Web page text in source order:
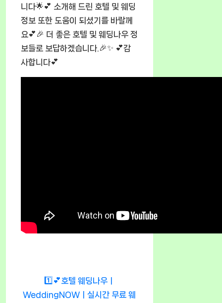
니다🌟💕 소개해 드린 호텔 및 웨딩
정보 또한 도움이 되셨기를 바랄께
요💕🎉 더 좋은 호텔 및 웨딩나우 정
보들로 보답하겠습니다.🎉✨ 💕감
사합니다💕
1️⃣💕호텔 웨딩나우ㅣ
WeddingNOWㅣ실시간 무료 웨